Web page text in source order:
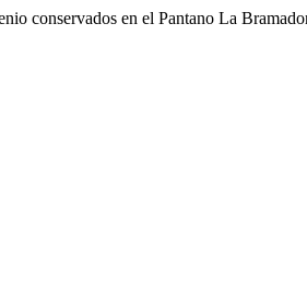
conservados en el Pantano La